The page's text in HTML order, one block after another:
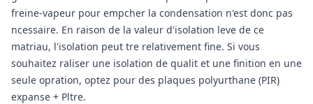
freine-vapeur pour empcher la condensation n'est donc pas
ncessaire. En raison de la valeur d'isolation leve de ce
matriau, l'isolation peut tre relativement fine. Si vous
souhaitez raliser une isolation de qualit et une finition en une
seule opration, optez pour des plaques polyurthane (PIR)
expanse + Pltre.